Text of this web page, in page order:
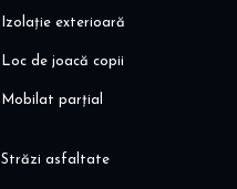
Izolație exterioară
Loc de joacă copii
Mobilat parțial
Străzi asfaltate